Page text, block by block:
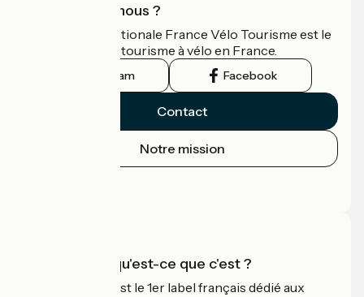
Qui sommes-nous ?
L'association nationale France Vélo Tourisme est le
guide officiel du tourisme à vélo en France.
Instagram Facebook
Contact
Notre mission
Accueil Vélo qu'est-ce que c'est ?
Accueil Vélo c'est le 1er label français dédié aux